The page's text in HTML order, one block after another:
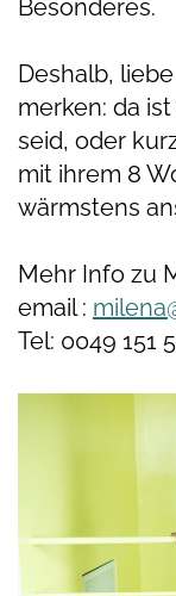
Besonderes.
Deshalb,
merken: da
seid, oder
mit ihrem 8
wärmstens
Mehr Info zu
email :
Tel: 0049 151